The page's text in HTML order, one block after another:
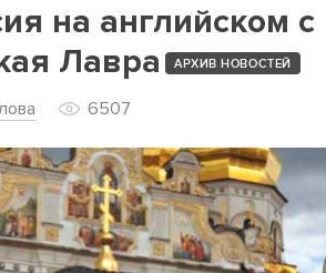
на английском
Лавра
АРХИВ НОВОСТЕЙ
6507